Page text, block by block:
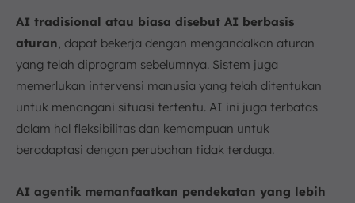
AI tradisional atau biasa disebut AI berbasis
aturan, dapat bekerja dengan mengandalkan aturan
yang telah diprogram sebelumnya. Sistem juga
memerlukan intervensi manusia yang telah ditentukan
untuk menangani situasi tertentu. AI ini juga terbatas
dalam hal fleksibilitas dan kemampuan untuk
beradaptasi dengan perubahan tidak terduga.
AI agentik memanfaatkan pendekatan yang lebih